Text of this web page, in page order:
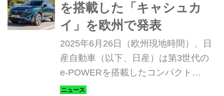
を搭載した「キャシュカ
イ」を欧州で発表
2025年6月26日（欧州現地時間）、日
産自動車（以下、日産）は第3世代の
e-POWERを搭載したコンパクト
SUV「キャシュカイ（QASHQAI）」